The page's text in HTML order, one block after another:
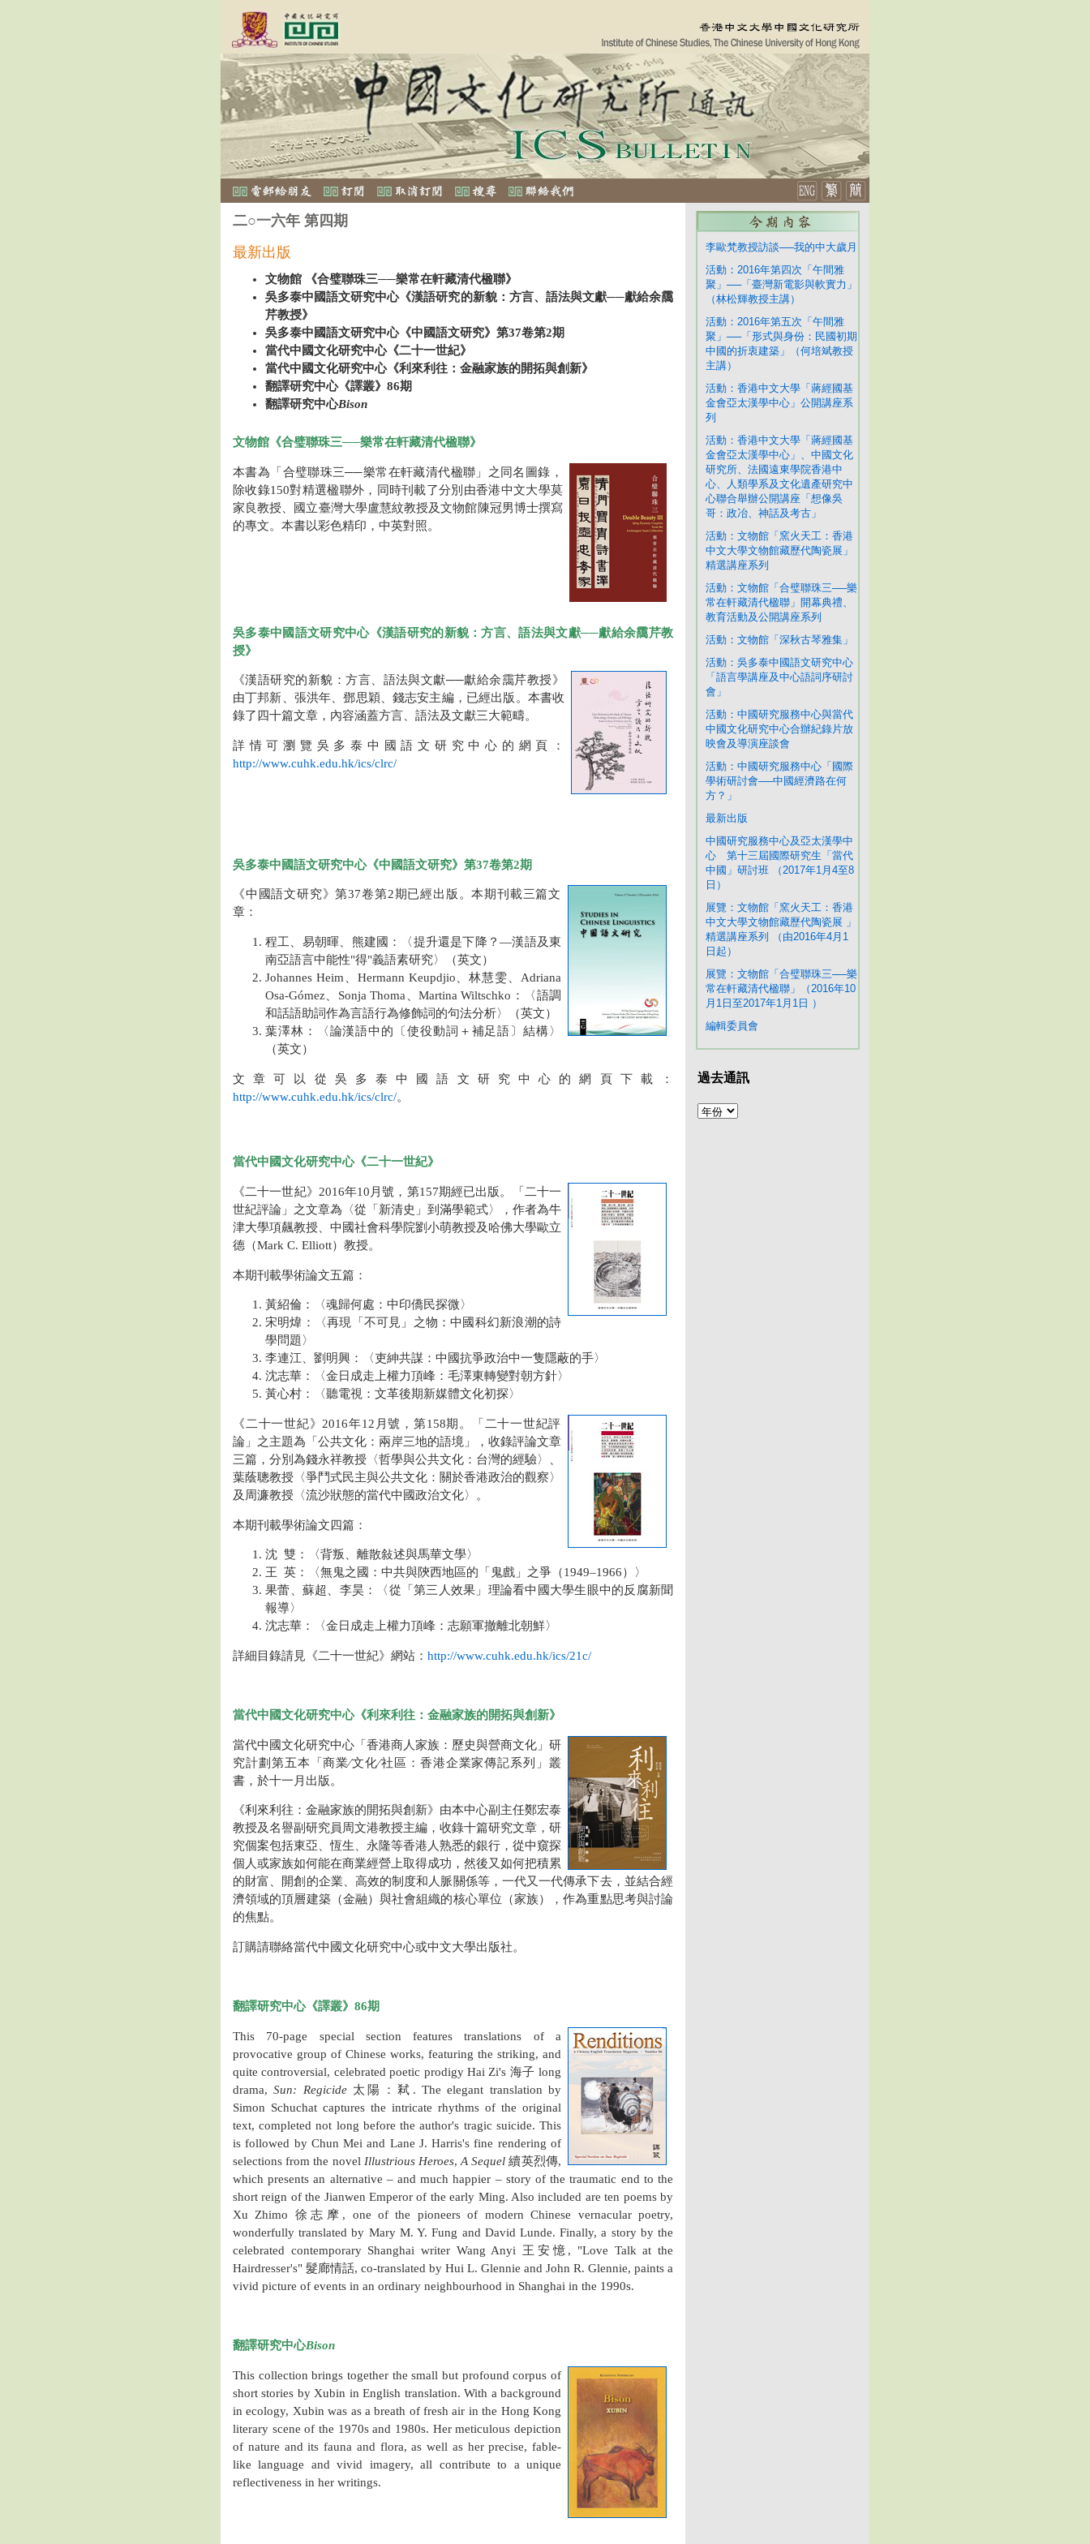
二○一六年 第四期
最新出版
文物館 《合璧聯珠三──樂常在軒藏清代楹聯》
吳多泰中國語文研究中心《漢語研究的新貌：方言、語法與文獻──獻給余靄
芹教授》
吳多泰中國語文研究中心《中國語文研究》第37卷第2期
當代中國文化研究中心《二十一世紀》
當代中國文化研究中心《利來利往：金融家族的開拓與創新》
翻譯研究中心《譯叢》86期
翻譯研究中心Bison
文物館《合璧聯珠三──樂常在軒藏清代楹聯》
本書為「合璧聯珠三──樂常在軒藏清代楹聯」之同名圖錄，
除收錄150對精選楹聯外，同時刊載了分別由香港中文大學莫
家良教授、國立臺灣大學盧慧紋教授及文物館陳冠男博士撰寫
的專文。本書以彩色精印，中英對照。
吳多泰中國語文研究中心《漢語研究的新貌：方言、語法與文獻──獻給余靄芹教
授》
《漢語研究的新貌：方言、語法與文獻──獻給余靄芹教授》
由丁邦新、張洪年、鄧思穎、錢志安主編，已經出版。本書收
錄了四十篇文章，內容涵蓋方言、語法及文獻三大範疇。
詳情可瀏覽吳多泰中國語文研究中心的網頁：
http://www.cuhk.edu.hk/ics/clrc/
吳多泰中國語文研究中心《中國語文研究》第37卷第2期
《中國語文研究》第37卷第2期已經出版。本期刊載三篇文
章：
程工、易朝暉、熊建國：〈提升還是下降？—漢語及東
南亞語言中能性"得"義語素研究〉（英文）
Johannes Heim、Hermann Keupdjio、林慧雯、Adriana
Osa-Gómez、Sonja Thoma、Martina Wiltschko：〈語調
和話語助詞作為言語行為修飾詞的句法分析〉（英文）
葉澤林：〈論漢語中的〔使役動詞＋補足語〕結構〉
（英文）
文章可以從吳多泰中國語文研究中心的網頁下載：
http://www.cuhk.edu.hk/ics/clrc/。
當代中國文化研究中心《二十一世紀》
《二十一世紀》2016年10月號，第157期經已出版。「二十一
世紀評論」之文章為〈從「新清史」到滿學範式〉，作者為牛
津大學項飆教授、中國社會科學院劉小萌教授及哈佛大學歐立
德（Mark C. Elliott）教授。
本期刊載學術論文五篇：
黃紹倫：〈魂歸何處：中印僑民探微〉
宋明煒：〈再現「不可見」之物：中國科幻新浪潮的詩
學問題〉
李連江、劉明興：〈吏紳共謀：中國抗爭政治中一隻隱蔽的手〉
沈志華：〈金日成走上權力頂峰：毛澤東轉變對朝方針〉
黃心村：〈聽電視：文革後期新媒體文化初探〉
《二十一世紀》2016年12月號，第158期。「二十一世紀評
論」之主題為「公共文化：兩岸三地的語境」，收錄評論文章
三篇，分別為錢永祥教授〈哲學與公共文化：台灣的經驗〉、
葉蔭聰教授〈爭鬥式民主與公共文化：關於香港政治的觀察〉
及周濂教授〈流沙狀態的當代中國政治文化〉。
本期刊載學術論文四篇：
沈 雙：〈背叛、離散敍述與馬華文學〉
王 英：〈無鬼之國：中共與陝西地區的「鬼戲」之爭（1949–1966）〉
果蕾、蘇超、李昊：〈從「第三人效果」理論看中國大學生眼中的反腐新聞
報導〉
沈志華：〈金日成走上權力頂峰：志願軍撤離北朝鮮〉
詳細目錄請見《二十一世紀》網站： http://www.cuhk.edu.hk/ics/21c/
當代中國文化研究中心《利來利往：金融家族的開拓與創新》
當代中國文化研究中心「香港商人家族：歷史與營商文化」研
究計劃第五本「商業∕文化∕社區：香港企業家傳記系列」叢
書，於十一月出版。
《利來利往：金融家族的開拓與創新》由本中心副主任鄭宏泰
教授及名譽副研究員周文港教授主編，收錄十篇研究文章，研
究個案包括東亞、恆生、永隆等香港人熟悉的銀行，從中窺探
個人或家族如何能在商業經營上取得成功，然後又如何把積累
的財富、開創的企業、高效的制度和人脈關係等，一代又一代傳承下去，並結合經
濟領域的頂層建築（金融）與社會組織的核心單位（家族），作為重點思考與討論
的焦點。
訂購請聯絡當代中國文化研究中心或中文大學出版社。
翻譯研究中心《譯叢》86期
This 70-page special section features translations of a
provocative group of Chinese works, featuring the striking, and
quite controversial, celebrated poetic prodigy Hai Zi's 海子 long
drama,Sun: Regicide太陽：弒. The elegant translation by
Simon Schuchat captures the intricate rhythms of the original
text, completed not long before the author's tragic suicide. This
is followed by Chun Mei and Lane J. Harris's fine rendering of
selections from the novel Illustrious Heroes, A Sequel 續英烈傳,
which presents an alternative – and much happier – story of the traumatic end to the
short reign of the Jianwen Emperor of the early Ming. Also included are ten poems by
Xu Zhimo 徐志摩, one of the pioneers of modern Chinese vernacular poetry,
wonderfully translated by Mary M. Y. Fung and David Lunde. Finally, a story by the
celebrated contemporary Shanghai writer Wang Anyi 王安憶, "Love Talk at the
Hairdresser's" 髮廊情話, co-translated by Hui L. Glennie and John R. Glennie, paints a
vivid picture of events in an ordinary neighbourhood in Shanghai in the 1990s.
翻譯研究中心Bison
This collection brings together the small but profound corpus of
short stories by Xubin in English translation. With a background
in ecology, Xubin was as a breath of fresh air in the Hong Kong
literary scene of the 1970s and 1980s. Her meticulous depiction
of nature and its fauna and flora, as well as her precise, fable-
like language and vivid imagery, all contribute to a unique
reflectiveness in her writings.
李歐梵教授訪談──我的中大歲月
活動：2016年第四次「午間雅
聚」──「臺灣新電影與軟實力」
（林松輝教授主講）
活動：2016年第五次「午間雅
聚」──「形式與身份：民國初期
中國的折衷建築」（何培斌教授
主講）
活動：香港中文大學「蔣經國基
金會亞太漢學中心」公開講座系
列
活動：香港中文大學「蔣經國基
金會亞太漢學中心」、中國文化
研究所、法國遠東學院香港中
心、人類學系及文化遺產研究中
心聯合舉辦公開講座「想像吳
哥：政冶、神話及考古」
活動：文物館「窯火天工：香港
中文大學文物館藏歷代陶瓷展」
精選講座系列
活動：文物館「合璧聯珠三──樂
常在軒藏清代楹聯」開幕典禮、
教育活動及公開講座系列
活動：文物館「深秋古琴雅集」
活動：吳多泰中國語文研究中心
「語言學講座及中心語詞序研討
會」
活動：中國研究服務中心與當代
中國文化研究中心合辦紀錄片放
映會及導演座談會
活動：中國研究服務中心「國際
學術研討會──中國經濟路在何
方？」
最新出版
中國研究服務中心及亞太漢學中
心 第十三屆國際研究生「當代
中國」研討班 （2017年1月4至8
日）
展覽：文物館「窯火天工：香港
中文大學文物館藏歷代陶瓷展 」
精選講座系列 （由2016年4月1
日起）
展覽：文物館「合璧聯珠三──樂
常在軒藏清代楹聯」（2016年10
月1日至2017年1月1日 ）
編輯委員會
過去通訊